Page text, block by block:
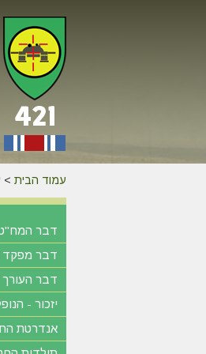
עמוד הבית >
דבר
דבר מפקד
דבר העורך
יזכור -
אנדרטת